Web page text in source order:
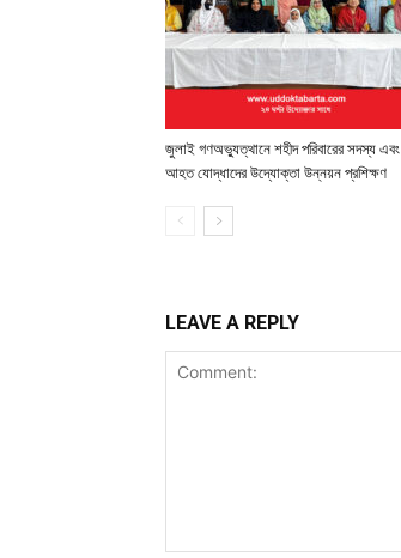
জুলাই গণঅভ্যুত্থানে শহীদ পরিবারের সদস্য এবং
আহত যোদ্ধাদের উদ্যোক্তা উন্নয়ন প্রশিক্ষণ
LEAVE A REPLY